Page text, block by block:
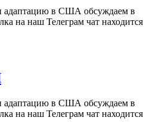
адаптацию в США обсуждаем в
на наш Телеграм чат находится
адаптацию в США обсуждаем в
на наш Телеграм чат находится